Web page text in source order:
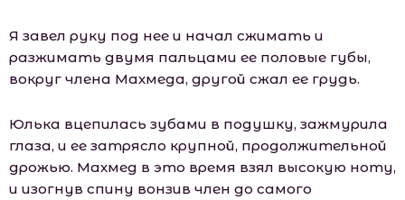
Я завел руку под нее и начал сжимать и
разжимать двумя пальцами ее половые губы,
вокруг члена Махмеда, другой сжал ее грудь.
Юлька вцепилась зубами в подушку, зажмурила
глаза, и ее затрясло крупной, продолжительной
дрожью. Махмед в это время взял высокую ноту,
и изогнув спину вонзив член до самого